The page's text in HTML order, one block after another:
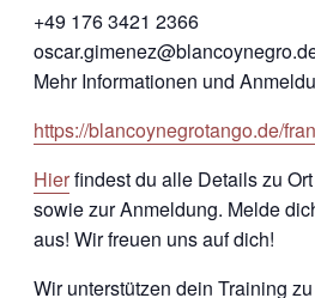
+49 176 3421 2366
Mehr Informationen und
https://blancoynegrotango.de/
Hierfindest du alle Details zu
sowie zur Anmeldung. Melde
aus! Wir freuen uns auf dich!
Wir unterstützen dein Training